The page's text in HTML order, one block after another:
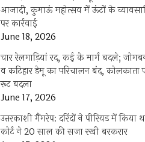
आजादी, कुमाऊं महोत्सव में ऊंटों के
पर कार्रवाई
June 18, 2026
चार रेलगाड़ियां रद, कई के मार्ग बदले;
व कटिहार डेमू का परिचालन बंद, कोलकाता
रूट बदला
June 17, 2026
उत्तरकाशी गैंगरेप: दरिंदों ने पीरियड में किया
कोर्ट ने 20 साल की सजा रखी बरकरार